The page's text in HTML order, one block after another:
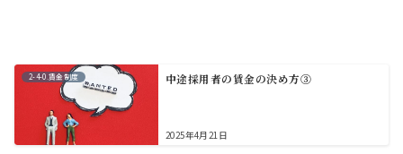
2-4-0.賃金制度 中途採用者の賃金の決め方③
2025年4月21日